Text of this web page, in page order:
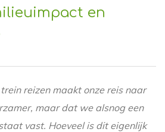
en
reizen maakt onze reis naar
maar dat we alsnog een
vast. Hoeveel is dit eigenlijk